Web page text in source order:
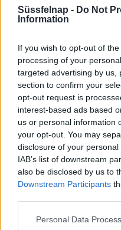
Süssfelnap - Do Not
Information
If you wish to opt-out of
processing of your
targeted advertising by us,
section to confirm your
opt-out request is
interest-based ads based
us or personal information
your opt-out. You may
disclosure of your
IAB’s list of downstream
also be disclosed by us to
Downstream Participants
Personal Data
30/60/
Vészjelzések,
Felhőkép
Széltérkép
Vízhőmérséklet
Pollenjelentés